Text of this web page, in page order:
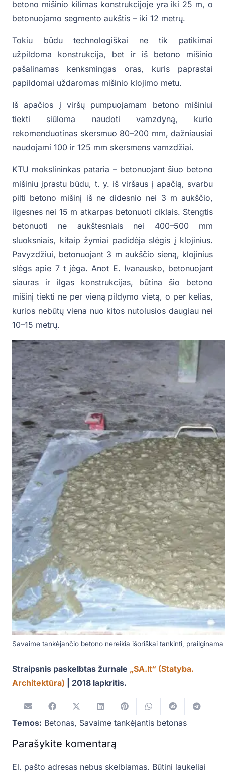
betono mišinio kilimas konstrukcijoje yra iki 25 m, o
betonuojamo segmento aukštis – iki 12 metrų.
Tokiu būdu technologiškai ne tik patikimai
užpildoma konstrukcija, bet ir iš betono mišinio
pašalinamas kenksmingas oras, kuris paprastai
papildomai uždaromas mišinio klojimo metu.
Iš apačios į viršų pumpuojamam betono mišiniui
tiekti siūloma naudoti vamzdyną, kurio
rekomenduotinas skersmuo 80–200 mm, dažniausiai
naudojami 100 ir 125 mm skersmens vamzdžiai.
KTU mokslininkas pataria – betonuojant šiuo betono
mišiniu įprastu būdu, t. y. iš viršaus į apačią, svarbu
pilti betono mišinį iš ne didesnio nei 3 m aukščio,
ilgesnes nei 15 m atkarpas betonuoti ciklais. Stengtis
betonuoti ne aukštesniais nei 400–500 mm
sluoksniais, kitaip žymiai padidėja slėgis į klojinius.
Pavyzdžiui, betonuojant 3 m aukščio sieną, klojinius
slėgs apie 7 t jėga. Anot E. Ivanausko, betonuojant
siauras ir ilgas konstrukcijas, būtina šio betono
mišinį tiekti ne per vieną pildymo vietą, o per kelias,
kurios nebūtų viena nuo kitos nutolusios daugiau nei
10–15 metrų.
Savaime tankėjančio betono nereikia išoriškai tankinti,
Straipsnis paskelbtas žurnale „SA.lt“ (Statyba.
Architektūra) | 2018 lapkritis.
Temos: Betonas, Savaime tankėjantis betonas
Parašykite komentarą
El. pašto adresas nebus skelbiamas. Būtini laukeliai